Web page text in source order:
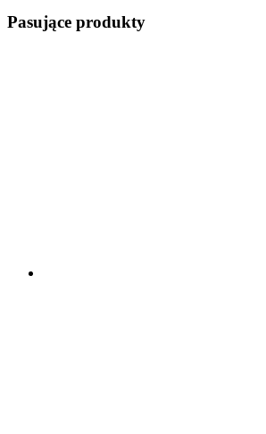
Pasujące produkty